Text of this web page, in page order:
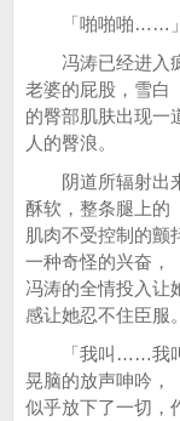
「啪啪啪……」
冯涛已经进入疯
老婆的屁股，雪白
的臀部肌肤出现一
人的臀浪。
阴道所辐射出来
酥软，整条腿上的
肌肉不受控制的颤
一种奇怪的兴奋，
冯涛的全情投入让
感让她忍不住臣服。
「我叫……我叫
晃脑的放声呻吟，
似乎放下了一切，